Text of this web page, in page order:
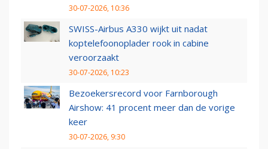
30-07-2026, 10:36
SWISS-Airbus A330 wijkt uit nadat
koptelefoonoplader rook in cabine
veroorzaakt
30-07-2026, 10:23
Bezoekersrecord voor Farnborough
Airshow: 41 procent meer dan de vorige
keer
30-07-2026, 9:30